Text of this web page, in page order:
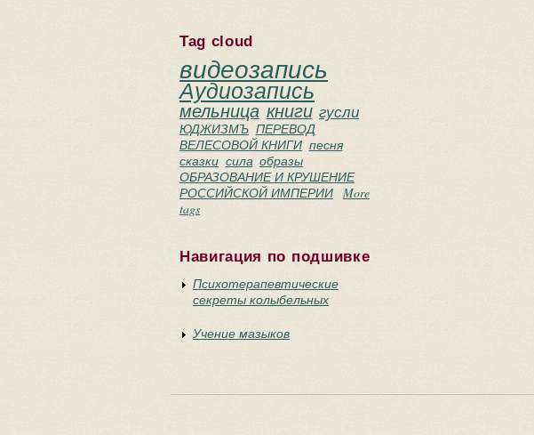
Tag cloud
видеозапись
Аудиозапись
мельница книги гусли
ЮДЖИЗМЪ ПЕРЕВОД
ВЕЛЕСОВОЙ КНИГИ песня
сказки сила образы
ОБРАЗОВАНИЕ И КРУШЕНИЕ
РОССИЙСКОЙ ИМПЕРИИ More
tags
Навигация по подшивке
Психотерапевтические
секреты колыбельных
Учение мазыков